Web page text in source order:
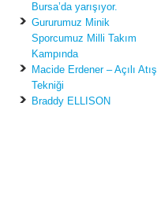
Bursa’da yarışıyor.
Gururumuz Minik
Sporcumuz Milli Takım
Kampında
Macide Erdener – Açılı Atış
Tekniği
Braddy ELLISON